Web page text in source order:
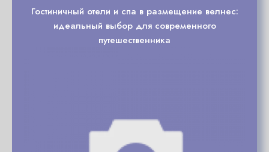
Гостиничный отели и спа в размещение велнес:
идеальный выбор для современного
путешественника